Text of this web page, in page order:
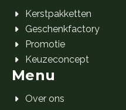
Kerstpakketten
Geschenkfactory
Promotie
Keuzeconcept
Menu
Over ons